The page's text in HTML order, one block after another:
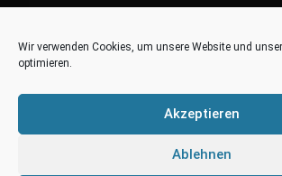
Wir verwenden Cookies, um unsere Website und
optimieren.
Akzeptieren
Ablehnen